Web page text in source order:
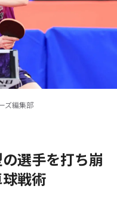
ズ編集部
選手を打ち崩
戦術